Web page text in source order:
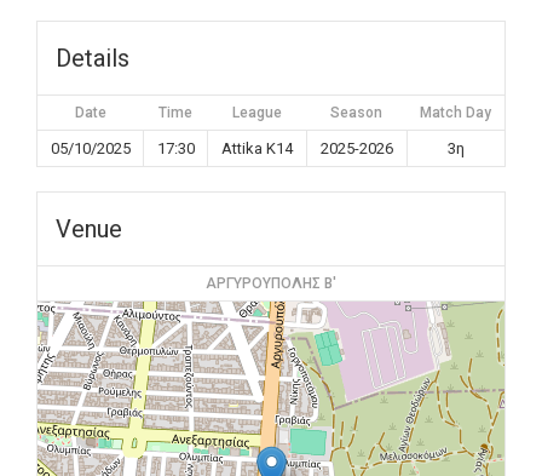
Details
Date Time League Season Match Day
05/10/2025 17:30 Attika K14 2025-2026 3η
Venue
ΑΡΓΥΡΟΥΠΟΛΗΣ Β'